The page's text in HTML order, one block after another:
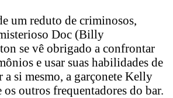
um reduto de criminosos,
Doc (Billy
se vê obrigado a confrontar
e usar suas habilidades de
a si mesmo, a garçonete Kelly
outros frequentadores do bar.